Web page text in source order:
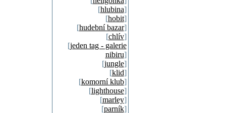
[hlubina]
[hobit]
[hudební bazar]
[chlív]
[jeden tag - galerie
nibiru]
[jungle]
[klid]
[komorní klub]
[lighthouse]
[marley]
[parník]